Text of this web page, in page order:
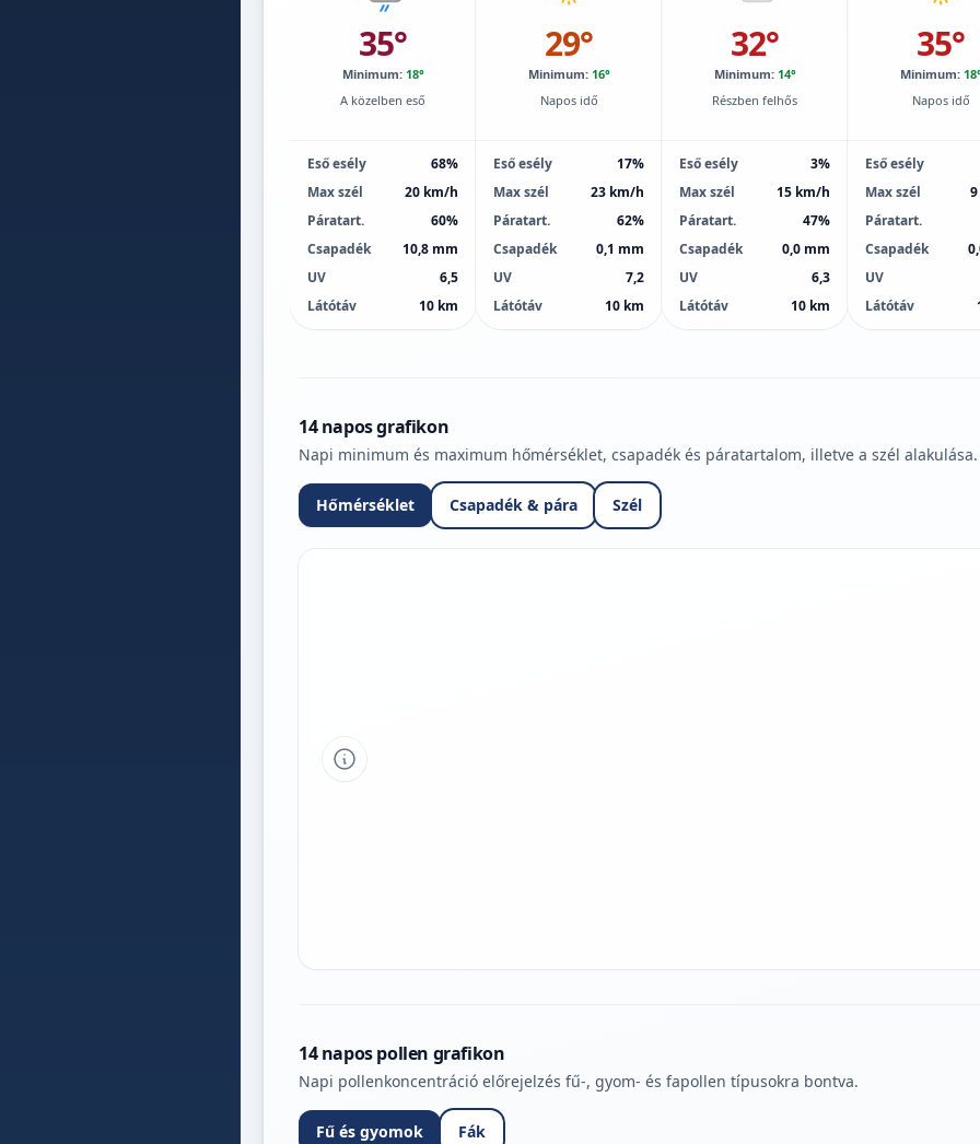
35°
Minimum: 18°
A közelben eső
Eső esély
68%
Max szél
20 km/h
Páratart.
60%
Csapadék
10,8 mm
UV
6,5
Látótáv
10 km
29°
Minimum: 16°
Napos idő
Eső esély
17%
Max szél
23 km/h
Páratart.
62%
Csapadék
0,1 mm
UV
7,2
Látótáv
10 km
32°
Minimum: 14°
Részben felhős
Eső esély
3%
Max szél
15 km/h
Páratart.
47%
Csapadék
0,0 mm
UV
6,3
Látótáv
10 km
35°
Minimum:
Napos idő
Eső esély
Max szél
Páratart.
Csapadék
UV
Látótáv
14 napos grafikon
Napi minimum és maximum hőmérséklet, csapadék és páratartalom, illetve a szél alakulása.
Hőmérséklet Csapadék & pára Szél
Tipp a grafikon jelmagyarázatához
14 napos pollen grafikon
Napi pollenkoncentráció előrejelzés fű-, gyom- és fapollen típusokra bontva.
Fű és gyomok Fák